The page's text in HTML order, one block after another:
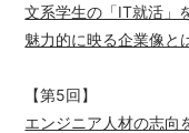
文系学生の「IT就活」
魅力的に映る企業像と
【第5回】
エンジニア人材の志向